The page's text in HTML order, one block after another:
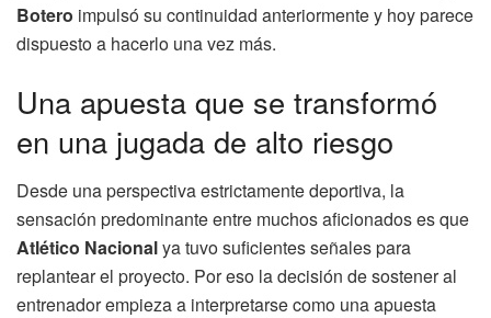
Botero impulsó su continuidad anteriormente y hoy parece
dispuesto a hacerlo una vez más.
Una apuesta que se transformó
en una jugada de alto riesgo
Desde una perspectiva estrictamente deportiva, la
sensación predominante entre muchos aficionados es que
Atlético Nacionalya tuvo suficientes señales para
replantear el proyecto. Por eso la decisión de sostener al
entrenador empieza a interpretarse como una apuesta